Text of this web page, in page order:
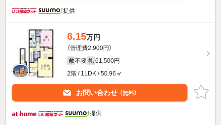
提供
6.15万円
（管理費2,900円）
敷 不要 礼 61,500円
2階 / 1LDK / 50.96㎡
お問い合わせ （無料）
提供